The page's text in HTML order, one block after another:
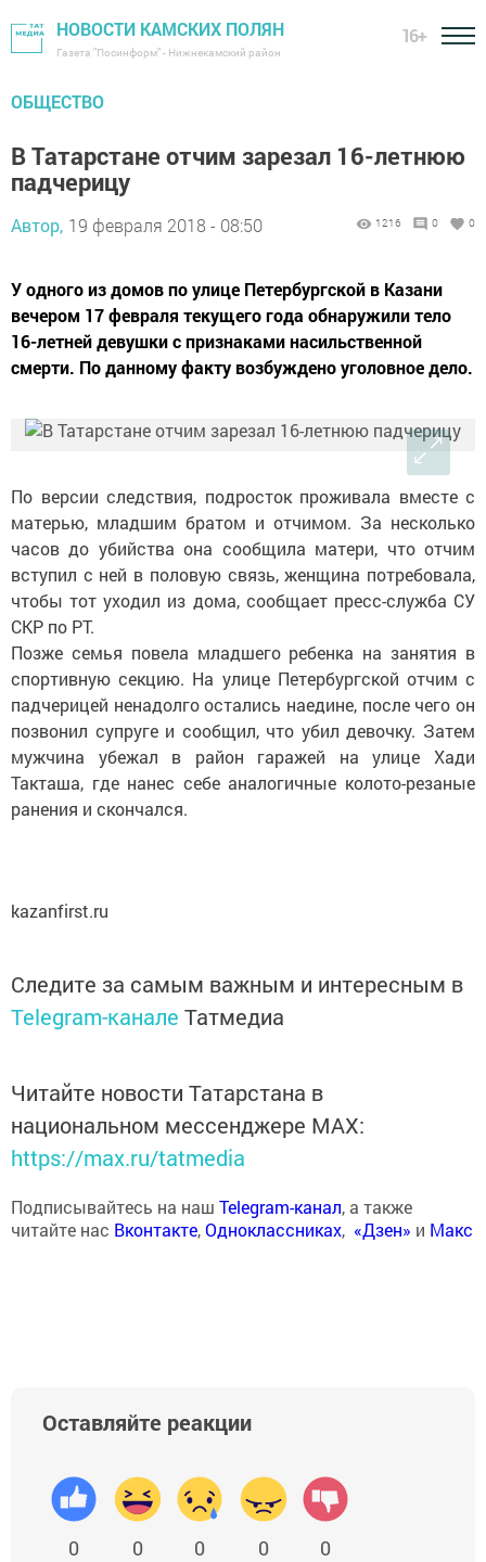
НОВОСТИ КАМСКИХ ПОЛЯН
Газета "Посинформ" - Нижнекамский район
16+
ОБЩЕСТВО
В Татарстане отчим зарезал 16-летнюю
падчерицу
Автор, 19 февраля 2018 - 08:50 1216 0 0
У одного из домов по улице Петербургской в Казани
вечером 17 февраля текущего года обнаружили тело
16-летней девушки с признаками насильственной
смерти. По данному факту возбуждено уголовное дело.
По версии следствия, подросток проживала вместе с
матерью, младшим братом и отчимом. За несколько
часов до убийства она сообщила матери, что отчим
вступил с ней в половую связь, женщина потребовала,
чтобы тот уходил из дома, сообщает пресс-служба СУ
СКР по РТ.
Позже семья повела младшего ребенка на занятия в
спортивную секцию. На улице Петербургской отчим с
падчерицей ненадолго остались наедине, после чего он
позвонил супруге и сообщил, что убил девочку. Затем
мужчина убежал в район гаражей на улице Хади
Такташа, где нанес себе аналогичные колото-резаные
ранения и скончался.
kazanfirst.ru
Следите за самым важным и интересным в
Telegram-канале Татмедиа
Читайте новости Татарстана в
национальном мессенджере MАХ:
https://max.ru/tatmedia
Подписывайтесь на наш Telegram-канал, а также
читайте нас Вконтакте,Одноклассниках, «Дзен» и Макс
Оставляйте реакции
0 0 0 0 0